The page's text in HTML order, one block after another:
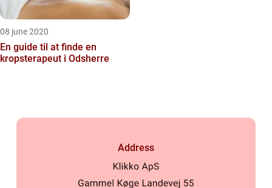
08 june 2020
En guide til at finde en
kropsterapeut i Odsherre
Address